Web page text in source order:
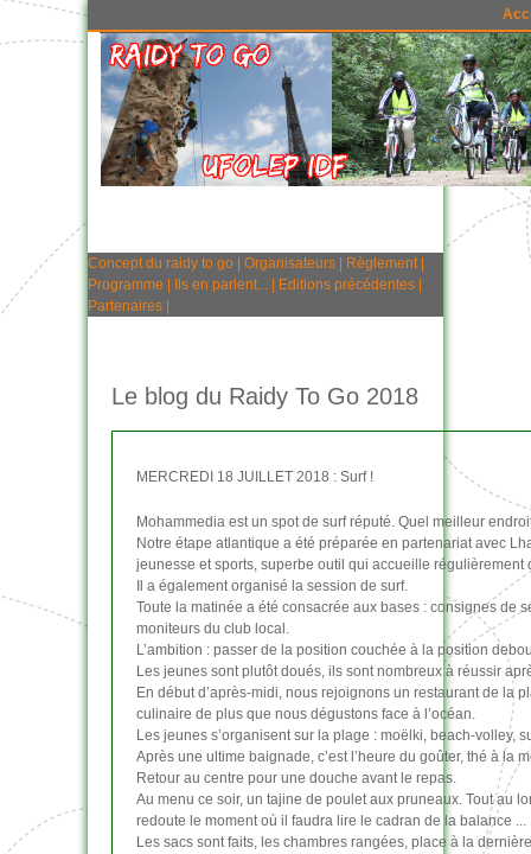
Concept du raidy to go Organisateurs Règlement|
Programme
Ils en parlent... Editions précédentes
Partenaires
Le blog du Raidy To Go 2018
MERCREDI 18 JUILLET 2018 : Surf !
Mohammedia est un spot de surf réputé. Quel meilleur
Notre étape atlantique a été préparée en partenariat avec
jeunesse et sports, superbe outil qui accueille
Il a également organisé la session de surf.
Toute la matinée a été consacrée aux bases : consignes de
moniteurs du club local.
L’ambition : passer de la position couchée à la position
Les jeunes sont plutôt doués, ils sont nombreux à réussir
En début d’après-midi, nous rejoignons un restaurant de la
culinaire de plus que nous dégustons face à l’océan.
Les jeunes s’organisent sur la plage : moëlki, beach-volley,
Après une ultime baignade, c’est l’heure du goûter, thé à la
Retour au centre pour une douche avant le repas.
Au menu ce soir, un tajine de poulet aux pruneaux. Tout au
redoute le moment où il faudra lire le cadran de la balance ...
Les sacs sont faits, les chambres rangées, place à la